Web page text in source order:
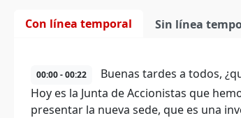
Con línea temporal Sin línea
00:00 - 00:22
Buenas tardes a todos,
Hoy es la Junta de Accionistas que
presentar la nueva sede, que es una